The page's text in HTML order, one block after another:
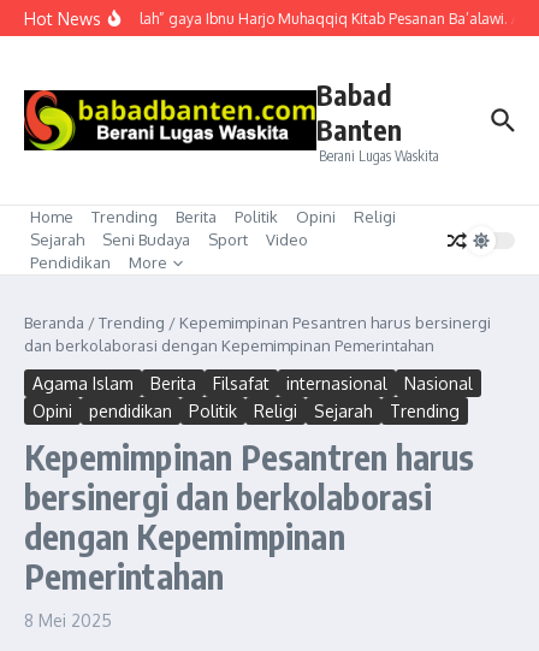
Lewati ke konten
Hot News“Mubahalah” gaya Ibnu Harjo Muhaqqiq Kitab Pesanan Ba’alawi.
Babad
Banten
Berani Lugas Waskita
Home Trending Berita Politik Opini
Religi
Sejarah
Seni Budaya Sport
Video
Pendidikan
More
Beranda /Trending / Kepemimpinan Pesantren harus bersinergi
dan berkolaborasi dengan Kepemimpinan Pemerintahan
Agama Islam Berita Filsafat internasional
Nasional
Opini
pendidikan Politik Religi Sejarah Trending
Kepemimpinan Pesantren harus
bersinergi dan berkolaborasi
dengan Kepemimpinan
Pemerintahan
8 Mei 2025